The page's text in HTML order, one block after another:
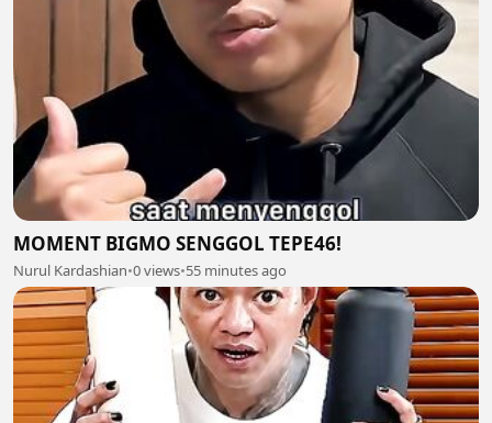
MOMENT BIGMO SENGGOL TEPE46!
Nurul Kardashian•0 views•55 minutes ago